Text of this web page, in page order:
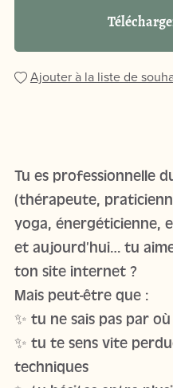
Ajouter à la liste de
Tu es professionnelle
(thérapeute,
yoga, énergéticienne,
et aujourd’hui… tu
ton site internet ?
Mais peut-être que :
✨ tu ne sais pas par
✨ tu te sens vite
techniques